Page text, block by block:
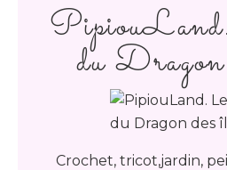
du Dragon
Crochet, tricot,jardin,